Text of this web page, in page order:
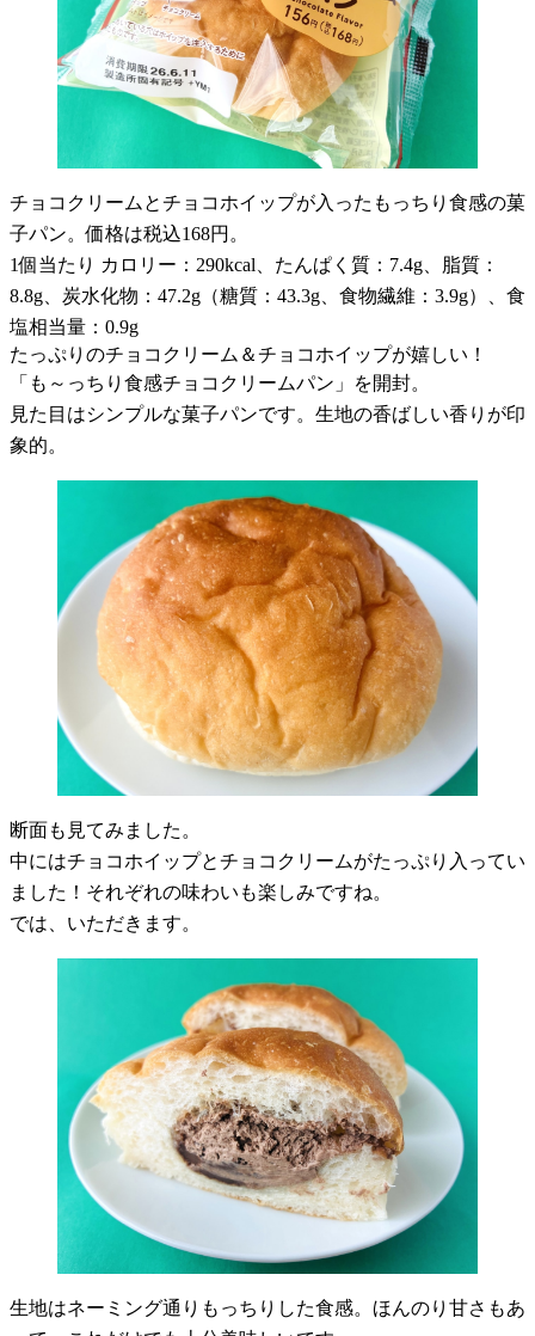
チョコクリームとチョコホイップが入ったもっちり食感の菓
子パン。価格は税込168円。
1個当たり カロリー：290kcal、たんぱく質：7.4g、脂質：
8.8g、炭水化物：47.2g（糖質：43.3g、食物繊維：3.9g）、食
塩相当量：0.9g
たっぷりのチョコクリーム＆チョコホイップが嬉しい！
「も～っちり食感チョコクリームパン」を開封。
見た目はシンプルな菓子パンです。生地の香ばしい香りが印
象的。
断面も見てみました。
中にはチョコホイップとチョコクリームがたっぷり入ってい
ました！それぞれの味わいも楽しみですね。
では、いただきます。
生地はネーミング通りもっちりした食感。ほんのり甘さもあ